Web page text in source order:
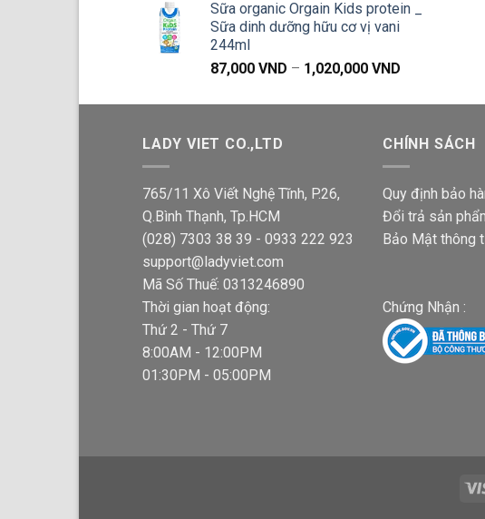
từ
Sữa organic Orgain Kids protein _
Sữa dinh dưỡng hữu cơ vị vani
244ml
87,000 VND – 1,020,000 VND
từ
đến
1,020,000
LADY VIET CO.,LTD
765/11 Xô Viết Nghệ Tĩnh, P.26,
Q.Bình Thạnh, Tp.HCM
(028) 7303 38 39 - 0933 222 923
support@ladyviet.com
Mã Số Thuế: 0313246890
Thời gian hoạt động:
Thứ 2 - Thứ 7
8:00AM - 12:00PM
01:30PM - 05:00PM
CHÍNH SÁCH
Quy định bảo
Đổi trả sản
Bảo Mật thông
Chứng Nhận :